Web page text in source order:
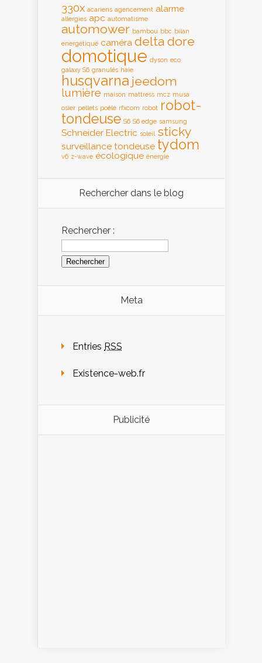
330x acariens agencement alarme
allergies apc automatisme
automower bambou bbc bilan
energetique caméra delta dore
domotique dyson eco
galaxy S6 granulés haie
husqvarna jeedom
lumière maison mattress mcz musa
osier pellets poêle rfxcom robot robot-
tondeuse S6 S6 edge samsung
Schneider Electric soleil sticky
surveillance tondeuse tydom
v6 z-wave écologique énergie
Rechercher dans le blog
Rechercher :
Meta
Entries RSS
Existence-web.fr
Publicité